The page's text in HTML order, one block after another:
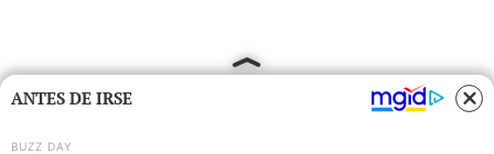
ANTES DE IRSE